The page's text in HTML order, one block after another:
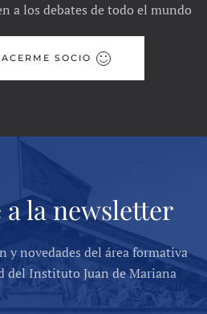
a los debates de todo el mundo
SOCIO
a la newsletter
y novedades del área formativa
del Instituto Juan de Mariana